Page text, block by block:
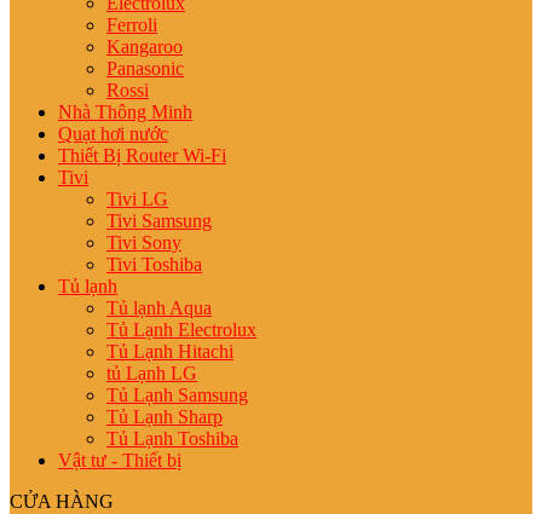
Ferroli
Kangaroo
Panasonic
Rossi
Nhà Thông Minh
Quạt hơi nước
Thiết Bị Router Wi-Fi
Tivi
Tivi LG
Tivi Samsung
Tivi Sony
Tivi Toshiba
Tủ lạnh
Tủ lạnh Aqua
Tủ Lạnh Electrolux
Tủ Lạnh Hitachi
tủ Lạnh LG
Tủ Lạnh Samsung
Tủ Lạnh Sharp
Tủ Lạnh Toshiba
Vật tư - Thiết bị
CỬA HÀNG